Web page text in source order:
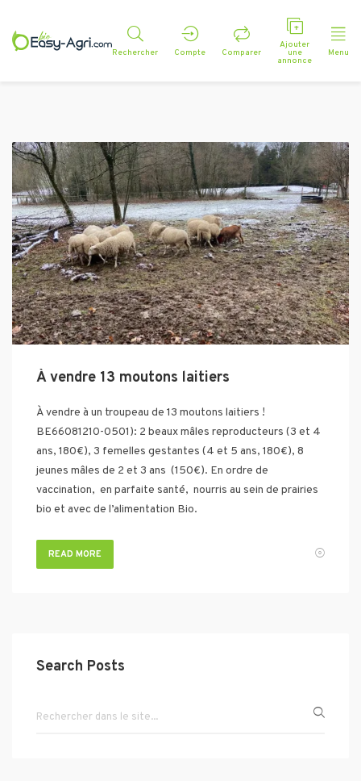
Rechercher Compte Comparer
Ajouter
une
annonce
Menu
À vendre 13 moutons laitiers
À vendre à un troupeau de 13 moutons laitiers !
BE66081210-0501): 2 beaux mâles reproducteurs (3 et 4
ans, 180€), 3 femelles gestantes (4 et 5 ans, 180€), 8
jeunes mâles de 2 et 3 ans (150€). En ordre de
vaccination, en parfaite santé, nourris au sein de prairies
bio et avec de l’alimentation Bio.
READ MORE
Search Posts